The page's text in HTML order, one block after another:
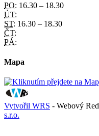
PO: 16.30 – 18.30
ÚT:
ST: 16.30 – 18.30
ČT:
PÁ:
Mapa
Vytvořil WRS - Webový
s.r.o.